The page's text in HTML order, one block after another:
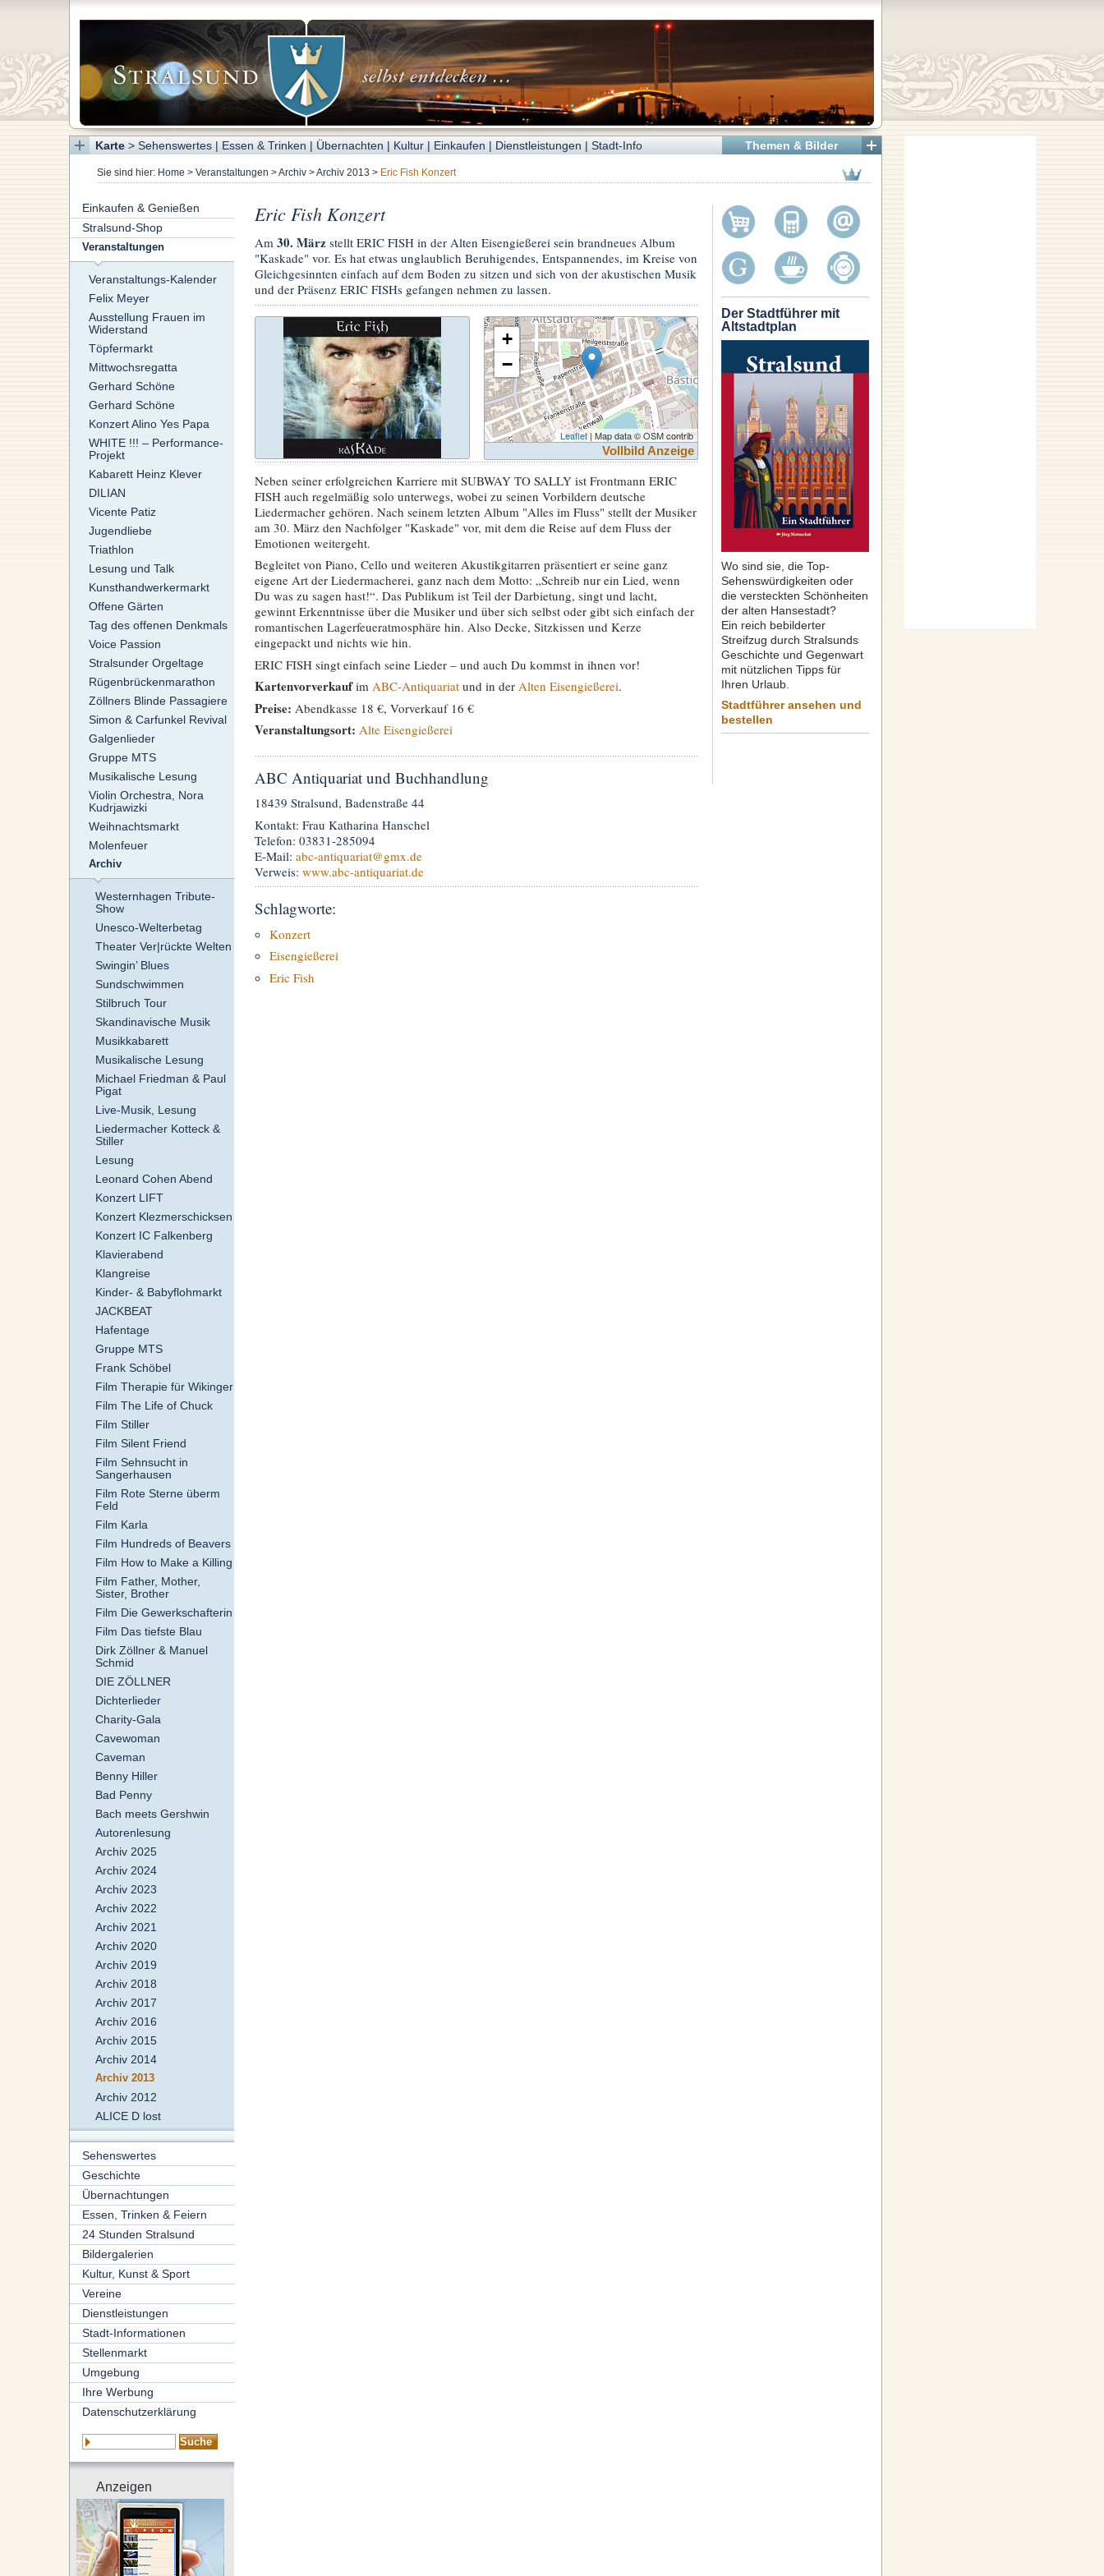
Themen & Bilder
Karte> Sehenswertes| Essen & Trinken | Übernachten | Kultur| Einkaufen | Dienstleistungen | Stadt-Info
Sie sind hier: Home > Veranstaltungen >Archiv>Archiv 2013 > Eric Fish Konzert
Einkaufen & Genießen
Stralsund-Shop
Veranstaltungen
Veranstaltungs-Kalender
Felix Meyer
Ausstellung Frauen im
Widerstand
Töpfermarkt
Mittwochsregatta
Gerhard Schöne
Gerhard Schöne
Konzert Alino Yes Papa
WHITE !!! – Performance-
Projekt
Kabarett Heinz Klever
DILIAN
Vicente Patiz
Jugendliebe
Triathlon
Lesung und Talk
Kunsthandwerkermarkt
Offene Gärten
Tag des offenen Denkmals
Voice Passion
Stralsunder Orgeltage
Rügenbrückenmarathon
Zöllners Blinde Passagiere
Simon & Carfunkel Revival
Galgenlieder
Gruppe MTS
Musikalische Lesung
Violin Orchestra, Nora
Kudrjawizki
Weihnachtsmarkt
Molenfeuer
Archiv
Westernhagen Tribute-
Show
Unesco-Welterbetag
Theater Ver|rückte Welten
Swingin’ Blues
Sundschwimmen
Stilbruch Tour
Skandinavische Musik
Musikkabarett
Musikalische Lesung
Michael Friedman & Paul
Pigat
Live-Musik, Lesung
Liedermacher Kotteck &
Stiller
Lesung
Leonard Cohen Abend
Konzert LIFT
Konzert Klezmerschicksen
Konzert IC Falkenberg
Klavierabend
Klangreise
Kinder- & Babyflohmarkt
JACKBEAT
Hafentage
Gruppe MTS
Frank Schöbel
Film Therapie für Wikinger
Film The Life of Chuck
Film Stiller
Film Silent Friend
Film Sehnsucht in
Sangerhausen
Film Rote Sterne überm
Feld
Film Karla
Film Hundreds of Beavers
Film How to Make a Killing
Film Father, Mother,
Sister, Brother
Film Die Gewerkschafterin
Film Das tiefste Blau
Dirk Zöllner & Manuel
Schmid
DIE ZÖLLNER
Dichterlieder
Charity-Gala
Cavewoman
Caveman
Benny Hiller
Bad Penny
Bach meets Gershwin
Autorenlesung
Archiv 2025
Archiv 2024
Archiv 2023
Archiv 2022
Archiv 2021
Archiv 2020
Archiv 2019
Archiv 2018
Archiv 2017
Archiv 2016
Archiv 2015
Archiv 2014
Archiv 2013
Archiv 2012
ALICE D lost
Sehenswertes
Geschichte
Übernachtungen
Essen, Trinken & Feiern
24 Stunden Stralsund
Bildergalerien
Kultur, Kunst & Sport
Vereine
Dienstleistungen
Stadt-Informationen
Stellenmarkt
Umgebung
Ihre Werbung
Datenschutzerklärung
Anzeigen
Der Stadtführer mit
Altstadtplan
Wo sind sie, die Top-
Sehenswürdigkeiten oder
die versteckten Schönheiten
der alten Hansestadt?
Ein reich bebilderter
Streifzug durch Stralsunds
Geschichte und Gegenwart
mit nützlichen Tipps für
Ihren Urlaub.
Stadtführer ansehen und
bestellen
Eric Fish Konzert
Am 30. Märzstellt ERIC FISH in der Alten Eisengießerei sein brandneues Album
"Kaskade" vor. Es hat etwas unglaublich Beruhigendes, Entspannendes, im Kreise von
Gleichgesinnten einfach auf dem Boden zu sitzen und sich von der akustischen Musik
und der Präsenz ERIC FISHs gefangen nehmen zu lassen.
+
−
Leaflet| Map data © OSM contrib
Vollbild Anzeige
Neben seiner erfolgreichen Karriere mit SUBWAY TO SALLY ist Frontmann ERIC
FISH auch regelmäßig solo unterwegs, wobei zu seinen Vorbildern deutsche
Liedermacher gehören. Nach seinem letzten Album "Alles im Fluss" stellt der Musiker
am 30. März den Nachfolger "Kaskade" vor, mit dem die Reise auf dem Fluss der
Emotionen weitergeht.
Begleitet von Piano, Cello und weiteren Akustikgitarren präsentiert er seine ganz
eigene Art der Liedermacherei, ganz nach dem Motto: „Schreib nur ein Lied, wenn
Du was zu sagen hast!“. Das Publikum ist Teil der Darbietung, singt und lacht,
gewinnt Erkenntnisse über die Musiker und über sich selbst oder gibt sich einfach der
romantischen Lagerfeueratmosphäre hin. Also Decke, Sitzkissen und Kerze
eingepackt und nichts wie hin.
ERIC FISH singt einfach seine Lieder – und auch Du kommst in ihnen vor!
Kartenvorverkaufim ABC-Antiquariatund in der Alten Eisengießerei.
Preise: Abendkasse 18 €, Vorverkauf 16 €
Veranstaltungsort: Alte Eisengießerei
ABC Antiquariat und Buchhandlung
18439 Stralsund, Badenstraße 44
Kontakt: Frau Katharina Hanschel
Telefon: 03831-285094
E-Mail: abc-antiquariat@gmx.de
Verweis: www.abc-antiquariat.de
Schlagworte:
Konzert
Eisengießerei
Eric Fish